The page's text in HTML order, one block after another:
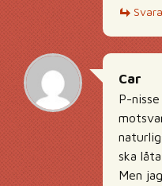
Svara
Car
P-
ska
Men